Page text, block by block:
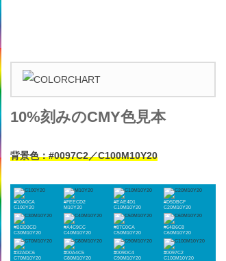
10%刻みのCMY色見本
背景色：#0097C2／C100M10Y20
#00A0CA
C100Y20
#FEECD2
M10Y20
#EAE4D1
C10M10Y20
#D5DBCF
C20M10Y20
#BDD3CD
C30M10Y20
#A4C9CC
C40M10Y20
#87C0CA
C50M10Y20
#64B6C8
C60M10Y20
#32ADC6
C70M10Y20
#00A4C5
C80M10Y20
#009DC4
C90M10Y20
#0097C2
C100M10Y20